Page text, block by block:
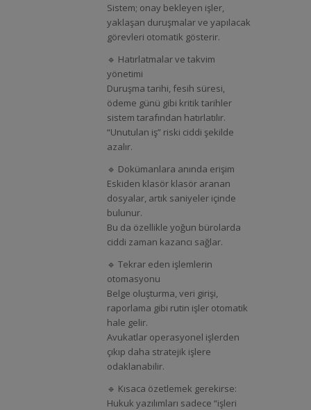
Sistem; onay bekleyen işler,
yaklaşan duruşmalar ve yapılacak
görevleri otomatik gösterir.
🔹 Hatırlatmalar ve takvim
yönetimi
Duruşma tarihi, fesih süresi,
ödeme günü gibi kritik tarihler
sistem tarafından hatırlatılır.
“Unutulan iş” riski ciddi şekilde
azalır.
🔹 Dokümanlara anında erişim
Eskiden klasör klasör aranan
dosyalar, artık saniyeler içinde
bulunur.
Bu da özellikle yoğun bürolarda
ciddi zaman kazancı sağlar.
🔹 Tekrar eden işlemlerin
otomasyonu
Belge oluşturma, veri girişi,
raporlama gibi rutin işler otomatik
hale gelir.
Avukatlar operasyonel işlerden
çıkıp daha stratejik işlere
odaklanabilir.
🔹 Kısaca özetlemek gerekirse:
Hukuk yazılımları sadece “işleri